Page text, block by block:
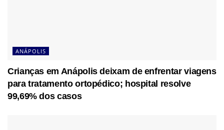
ANÁPOLIS
Crianças em Anápolis deixam de enfrentar viagens
para tratamento ortopédico; hospital resolve
99,69% dos casos